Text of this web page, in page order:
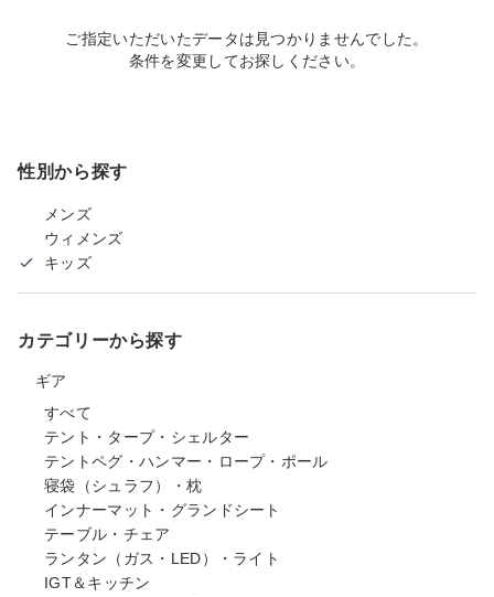
ご指定いただいたデータは見つかりませんでした。
条件を変更してお探しください。
性別から探す
メンズ
ウィメンズ
キッズ
カテゴリーから探す
ギア
すべて
テント・タープ・シェルター
テントペグ・ハンマー・ロープ・ポール
寝袋（シュラフ）・枕
インナーマット・グランドシート
テーブル・チェア
ランタン（ガス・LED）・ライト
IGT＆キッチン